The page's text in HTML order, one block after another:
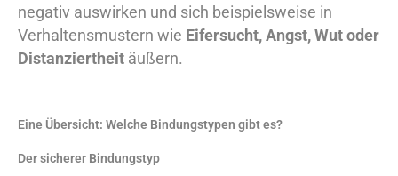
negativ auswirken und sich beispielsweise in
Verhaltensmustern wie Eifersucht, Angst, Wut oder
Distanziertheit äußern.
Eine Übersicht: Welche Bindungstypen gibt es?
Der sicherer Bindungstyp